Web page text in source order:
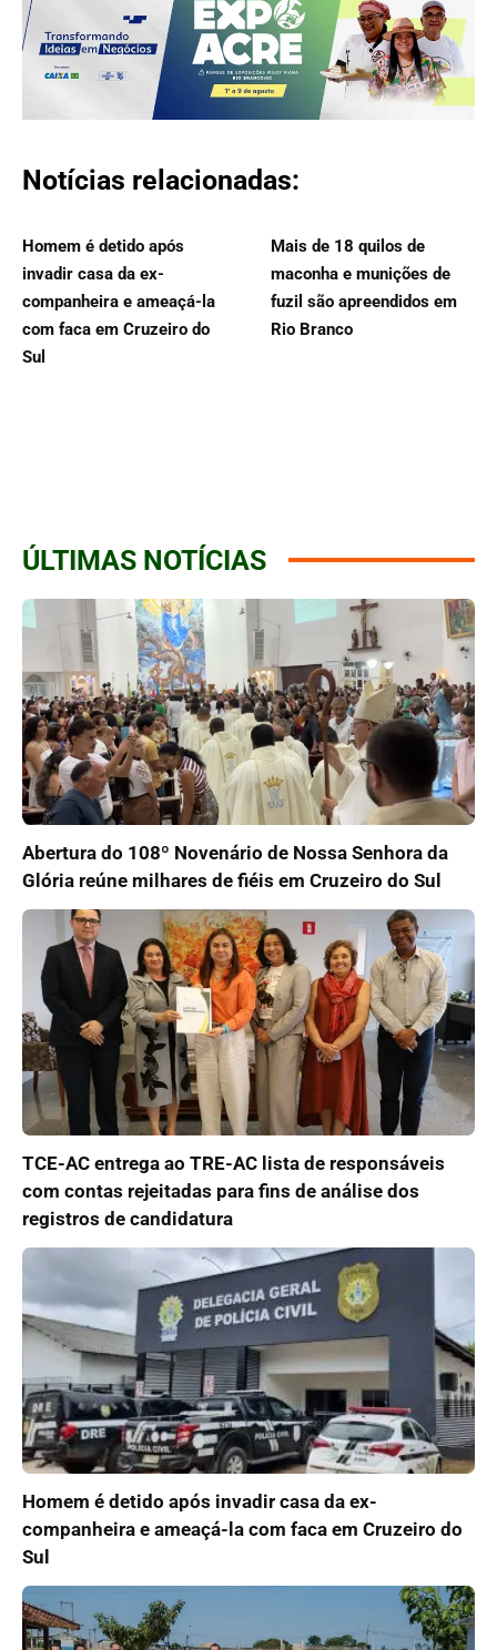
Notícias relacionadas:
Homem é detido após
invadir casa da ex-
companheira e ameaçá-la
com faca em Cruzeiro do
Sul
Mais de 18 quilos de
maconha e munições de
fuzil são apreendidos em
Rio Branco
ÚLTIMAS NOTÍCIAS
Abertura do 108º Novenário de Nossa Senhora da
Glória reúne milhares de fiéis em Cruzeiro do Sul
TCE-AC entrega ao TRE-AC lista de responsáveis
com contas rejeitadas para fins de análise dos
registros de candidatura
Homem é detido após invadir casa da ex-
companheira e ameaçá-la com faca em Cruzeiro do
Sul